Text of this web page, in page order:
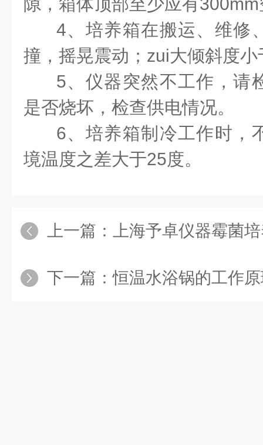
4、培养箱在搬运、维修
撞，摇晃震动；zui大倾斜度
5、仪器突然不工作，请
是否烧坏，检查供电情况。
6、培养箱制冷工作时，
境温度之差大于25度。
上一篇： 上海予卓仪器霉菌培养
下一篇：恒温水浴锅的工作原理